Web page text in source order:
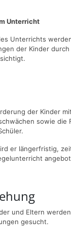
Unterricht
Unterrichts
der Kinder
der Kinder
sowie die
er längerfristig,
und Eltern
gesucht.